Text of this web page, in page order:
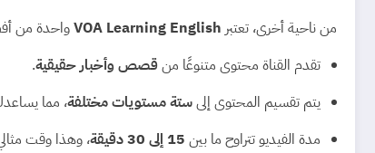
من ناحية أخرى، تعتبر VOA Learning Englishواحدة من
تقدم القناة محتوى متنوعًا منقصص وأخبار حقيقية.
يتم تقسيم المحتوى إلىستة مستويات مختلفة، مما
مدة الفيديو تتراوح ما بين 15 إلى 30 دقيقة ، وهذا وقت